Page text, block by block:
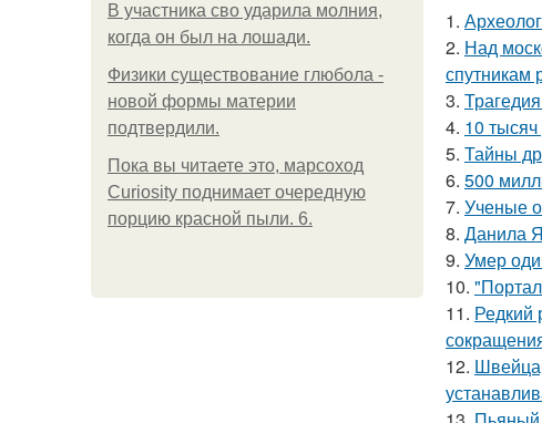
В участника сво ударила молния,
когда он был на лошади.
Физики существование глюбола -
новой формы материи
подтвердили.
Пока вы читаете это, марсоход
Curiosity поднимает очередную
порцию красной пыли. 6.
1.
2. Над
спутникам
3.
4. 10
5. Тайны
6. 500
7. Ученые
8. Данила
9. Умер
10.
11. Редкий
12.